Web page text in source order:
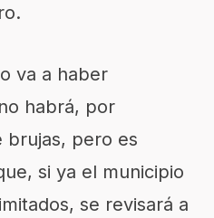
va a haber
habrá, por
brujas, pero es
si ya el municipio
se revisará a